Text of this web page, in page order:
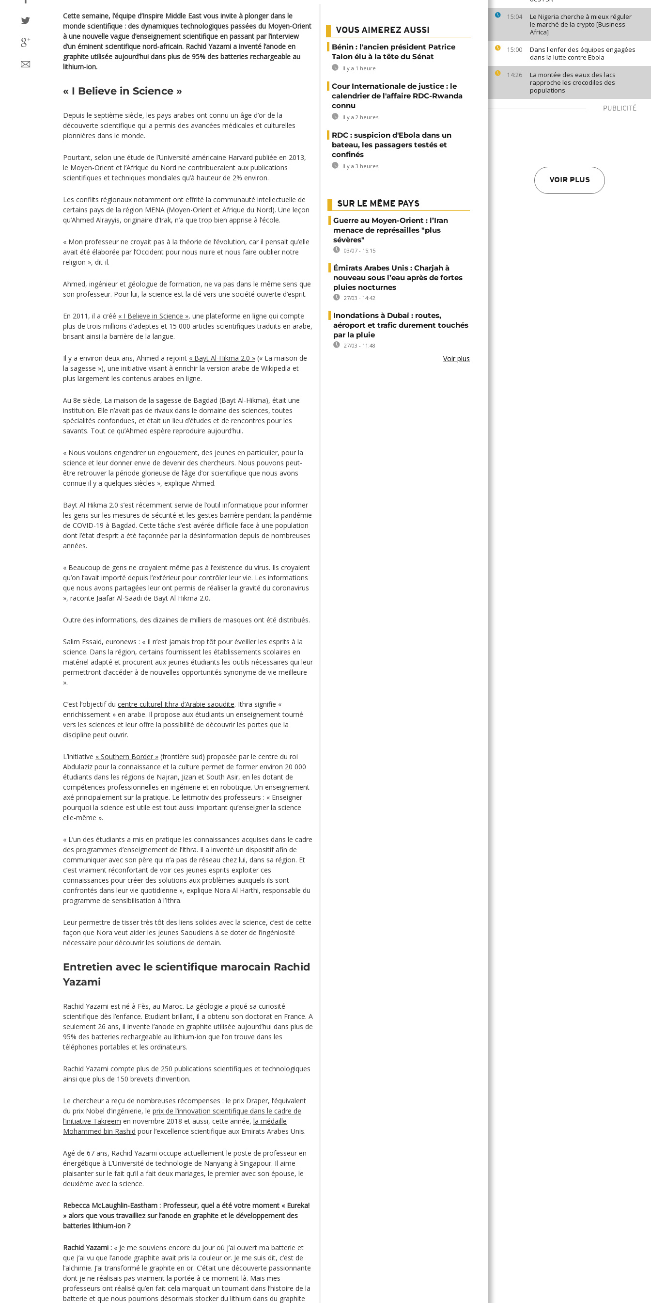
15:04
Le Nigeria cherche à mieux réguler
le marché de la crypto [Business
Africa]
15:00
Dans l'enfer des équipes engagées
dans la lutte contre Ebola
14:26
La montée des eaux des lacs
rapproche les crocodiles des
populations
PUBLICITÉ
VOIR PLUS
Cette semaine, l’équipe d’Inspire Middle East vous invite à plonger dans le
monde scientifique : des dynamiques technologiques passées du Moyen-Orient
à une nouvelle vague d’enseignement scientifique en passant par l’interview
d’un éminent scientifique nord-africain. Rachid Yazami a inventé l’anode en
graphite utilisée aujourd’hui dans plus de 95% des batteries rechargeable au
lithium-ion.
« I Believe in Science »
Depuis le septième siècle, les pays arabes ont connu un âge d’or de la
découverte scientifique qui a permis des avancées médicales et culturelles
pionnières dans le monde.
Pourtant, selon une étude de l’Université américaine Harvard publiée en 2013,
le Moyen-Orient et l’Afrique du Nord ne contribueraient aux publications
scientifiques et techniques mondiales qu’à hauteur de 2% environ.
Les conflits régionaux notamment ont effrité la communauté intellectuelle de
certains pays de la région MENA (Moyen-Orient et Afrique du Nord). Une leçon
qu’Ahmed Alrayyis, originaire d’Irak, n’a que trop bien apprise à l’école.
« Mon professeur ne croyait pas à la théorie de l‘évolution, car il pensait qu’elle
avait été élaborée par l’Occident pour nous nuire et nous faire oublier notre
religion », dit-il.
Ahmed, ingénieur et géologue de formation, ne va pas dans le même sens que
son professeur. Pour lui, la science est la clé vers une société ouverte d’esprit.
En 2011, il a créé « I Believe in Science », une plateforme en ligne qui compte
plus de trois millions d’adeptes et 15 000 articles scientifiques traduits en arabe,
brisant ainsi la barrière de la langue.
Il y a environ deux ans, Ahmed a rejoint « Bayt Al-Hikma 2.0 » (« La maison de
la sagesse »), une initiative visant à enrichir la version arabe de Wikipedia et
plus largement les contenus arabes en ligne.
Au 8e siècle, La maison de la sagesse de Bagdad (Bayt Al-Hikma), était une
institution. Elle n’avait pas de rivaux dans le domaine des sciences, toutes
spécialités confondues, et était un lieu d’études et de rencontres pour les
savants. Tout ce qu’Ahmed espère reproduire aujourd’hui.
« Nous voulons engendrer un engouement, des jeunes en particulier, pour la
science et leur donner envie de devenir des chercheurs. Nous pouvons peut-
être retrouver la période glorieuse de l‘âge d’or scientifique que nous avons
connue il y a quelques siècles », explique Ahmed.
Bayt Al Hikma 2.0 s’est récemment servie de l’outil informatique pour informer
les gens sur les mesures de sécurité et les gestes barrière pendant la pandémie
de COVID-19 à Bagdad. Cette tâche s’est avérée difficile face à une population
dont l’état d’esprit a été façonnée par la désinformation depuis de nombreuses
années.
« Beaucoup de gens ne croyaient même pas à l’existence du virus. Ils croyaient
qu’on l’avait importé depuis l’extérieur pour contrôler leur vie. Les informations
que nous avons partagées leur ont permis de réaliser la gravité du coronavirus
», raconte Jaafar Al-Saadi de Bayt Al Hikma 2.0.
Outre des informations, des dizaines de milliers de masques ont été distribués.
Salim Essaid, euronews : « Il n’est jamais trop tôt pour éveiller les esprits à la
science. Dans la région, certains fournissent les établissements scolaires en
matériel adapté et procurent aux jeunes étudiants les outils nécessaires qui leur
permettront d’accéder à de nouvelles opportunités synonyme de vie meilleure
».
C’est l’objectif du centre culturel Ithra d’Arabie saoudite. Ithra signifie «
enrichissement » en arabe. Il propose aux étudiants un enseignement tourné
vers les sciences et leur offre la possibilité de découvrir les portes que la
discipline peut ouvrir.
L’initiative « Southern Border » (frontière sud) proposée par le centre du roi
Abdulaziz pour la connaissance et la culture permet de former environ 20 000
étudiants dans les régions de Najran, Jizan et South Asir, en les dotant de
compétences professionnelles en ingénierie et en robotique. Un enseignement
axé principalement sur la pratique. Le leitmotiv des professeurs : « Enseigner
pourquoi la science est utile est tout aussi important qu’enseigner la science
elle-même ».
« L’un des étudiants a mis en pratique les connaissances acquises dans le cadre
des programmes d’enseignement de l’Ithra. Il a inventé un dispositif afin de
communiquer avec son père qui n’a pas de réseau chez lui, dans sa région. Et
c’est vraiment réconfortant de voir ces jeunes esprits exploiter ces
connaissances pour créer des solutions aux problèmes auxquels ils sont
confrontés dans leur vie quotidienne », explique Nora Al Harthi, responsable du
programme de sensibilisation à l’Ithra.
Leur permettre de tisser très tôt des liens solides avec la science, c’est de cette
façon que Nora veut aider les jeunes Saoudiens à se doter de l’ingéniosité
nécessaire pour découvrir les solutions de demain.
Entretien avec le scientifique marocain Rachid
Yazami
Rachid Yazami est né à Fès, au Maroc. La géologie a piqué sa curiosité
scientifique dès l’enfance. Etudiant brillant, il a obtenu son doctorat en France. A
seulement 26 ans, il invente l’anode en graphite utilisée aujourd’hui dans plus de
95% des batteries rechargeable au lithium-ion que l’on trouve dans les
téléphones portables et les ordinateurs.
Rachid Yazami compte plus de 250 publications scientifiques et technologiques
ainsi que plus de 150 brevets d’invention.
Le chercheur a reçu de nombreuses récompenses : le prix Draper, l’équivalent
du prix Nobel d’ingénierie, le prix de l’innovation scientifique dans le cadre de
l’initiative Takreem en novembre 2018 et aussi, cette année, la médaille
Mohammed bin Rashid pour l’excellence scientifique aux Emirats Arabes Unis.
Agé de 67 ans, Rachid Yazami occupe actuellement le poste de professeur en
énergétique à L’Université de technologie de Nanyang à Singapour. Il aime
plaisanter sur le fait qu’il a fait deux mariages, le premier avec son épouse, le
deuxième avec la science.
Rebecca McLaughlin-Eastham : Professeur, quel a été votre moment « Eureka!
» alors que vous travailliez sur l’anode en graphite et le développement des
batteries lithium-ion ?
Rachid Yazami : « Je me souviens encore du jour où j’ai ouvert ma batterie et
que j’ai vu que l’anode graphite avait pris la couleur or. Je me suis dit, c’est de
l’alchimie. J’ai transformé le graphite en or. C’était une découverte passionnante
dont je ne réalisais pas vraiment la portée à ce moment-là. Mais mes
professeurs ont réalisé qu’en fait cela marquait un tournant dans l’histoire de la
batterie et que nous pourrions désormais stocker du lithium dans du graphite
VOUS AIMEREZ AUSSI
Bénin : l'ancien président Patrice
Talon élu à la tête du Sénat
Il y a 1 heure
Cour Internationale de justice : le
calendrier de l'affaire RDC-Rwanda
connu
Il y a 2 heures
RDC : suspicion d'Ebola dans un
bateau, les passagers testés et
confinés
Il y a 3 heures
SUR LE MÊME PAYS
Guerre au Moyen-Orient : l’Iran
menace de représailles "plus
sévères"
03/07 - 15:15
Émirats Arabes Unis : Charjah à
nouveau sous l’eau après de fortes
pluies nocturnes
27/03 - 14:42
Inondations à Dubaï : routes,
aéroport et trafic durement touchés
par la pluie
27/03 - 11:48
Voir plus